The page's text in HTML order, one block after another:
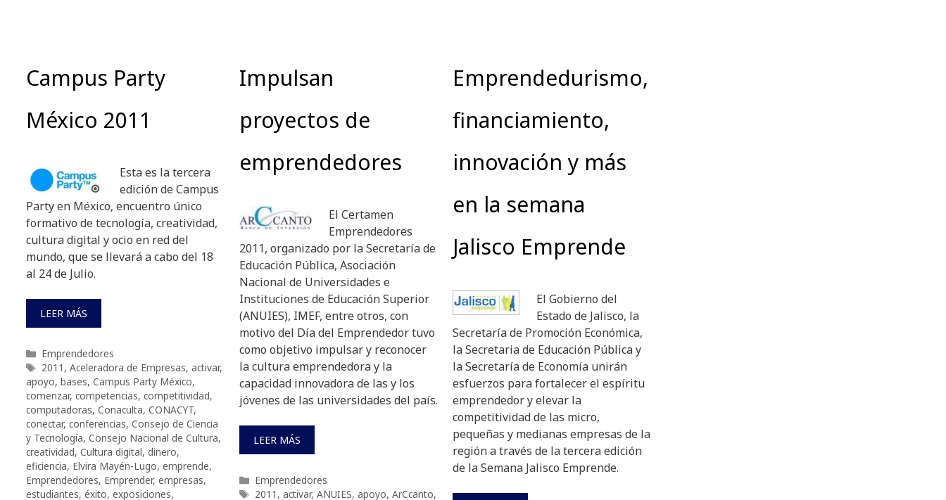
Campus Party
México 2011
Esta es la tercera
edición de Campus
Party en México, encuentro único
formativo de tecnología, creatividad,
cultura digital y ocio en red del
mundo, que se llevará a cabo del 18
al 24 de Julio.
LEER MÁS
Categorías
Emprendedores
Etiquetas
2011 , Aceleradora de Empresas, activar,
apoyo, bases, Campus Party México,
comenzar, competencias, competitividad,
computadoras, Conaculta, CONACYT,
conectar, conferencias, Consejo de Ciencia
y Tecnología, Consejo Nacional de Cultura,
creatividad, Cultura digital, dinero,
eficiencia, Elvira Mayén-Lugo, emprende,
Emprendedores, Emprender, empresas,
estudiantes, éxito, exposiciones,
Impulsan
proyectos de
emprendedores
El Certamen
Emprendedores
2011, organizado por la Secretaría de
Educación Pública, Asociación
Nacional de Universidades e
Instituciones de Educación Superior
(ANUIES), IMEF, entre otros, con
motivo del Día del Emprendedor tuvo
como objetivo impulsar y reconocer
la cultura emprendedora y la
capacidad innovadora de las y los
jóvenes de las universidades del país.
LEER MÁS
Categorías
Emprendedores
Etiquetas
2011 , activar, ANUIES, apoyo, ArCcanto,
Emprendedurismo,
financiamiento,
innovación y más
en la semana
Jalisco Emprende
El Gobierno del
Estado de Jalisco, la
Secretaría de Promoción Económica,
la Secretaria de Educación Pública y
la Secretaría de Economía unirán
esfuerzos para fortalecer el espíritu
emprendedor y elevar la
competitividad de las micro,
pequeñas y medianas empresas de la
región a través de la tercera edición
de la Semana Jalisco Emprende.